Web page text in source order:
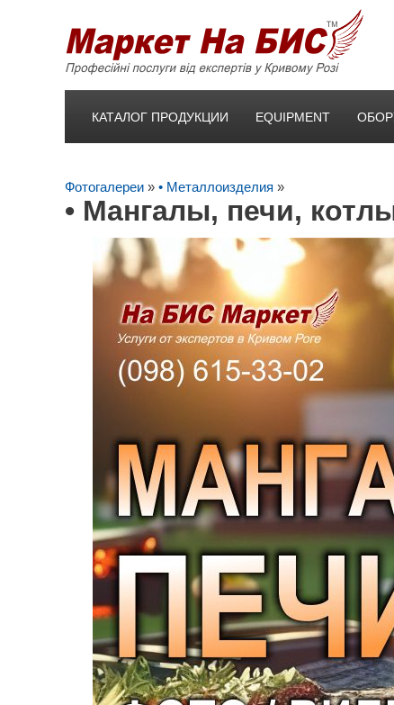
КАТАЛОГ ПРОДУКЦИИ EQUIPMENT
Фотогалереи » • Металлоизделия »
• Мангалы, печи,